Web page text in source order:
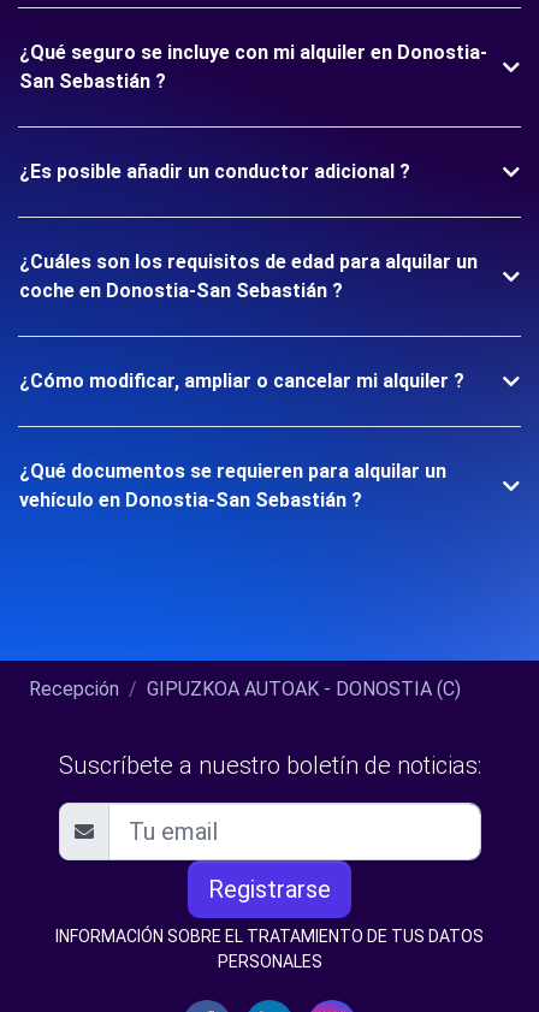
¿Qué seguro se incluye con mi alquiler en Donostia-
San Sebastián ?
¿Es posible añadir un conductor adicional ?
¿Cuáles son los requisitos de edad para alquilar un
coche en Donostia-San Sebastián ?
¿Cómo modificar, ampliar o cancelar mi alquiler ?
¿Qué documentos se requieren para alquilar un
vehículo en Donostia-San Sebastián ?
Recepción GIPUZKOA AUTOAK - DONOSTIA (C)
Suscríbete a nuestro boletín de noticias:
Registrarse
INFORMACIÓN SOBRE EL TRATAMIENTO DE TUS DATOS
PERSONALES